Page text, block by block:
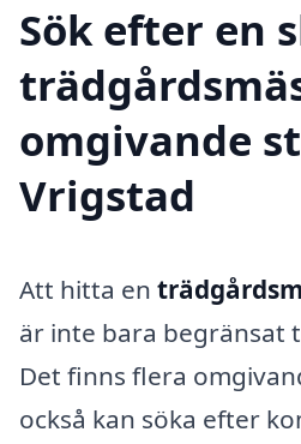
Sök efter en
omgivande
Vrigstad
Att hitta en
är inte bara begränsat
Det finns flera
också kan söka efter